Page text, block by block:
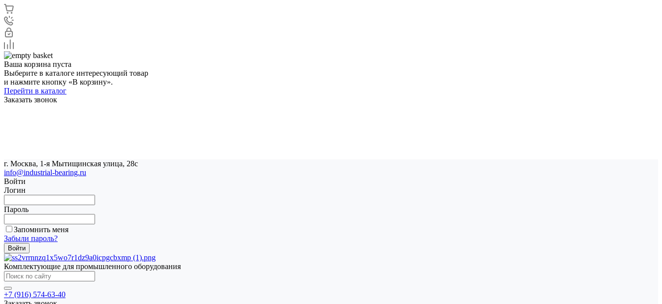
Ваша корзина пуста
Выберите в каталоге интересующий товар
и нажмите кнопку «В корзину».
Перейти в каталог
Заказать звонок
г. Москва, 1-я Мытищинская улица, 28с
info@industrial-bearing.ru
Войти
Логин
Пароль
Запомнить меня
Забыли пароль?
Комплектующие для промышленного оборудования
+7 (916) 574-63-40